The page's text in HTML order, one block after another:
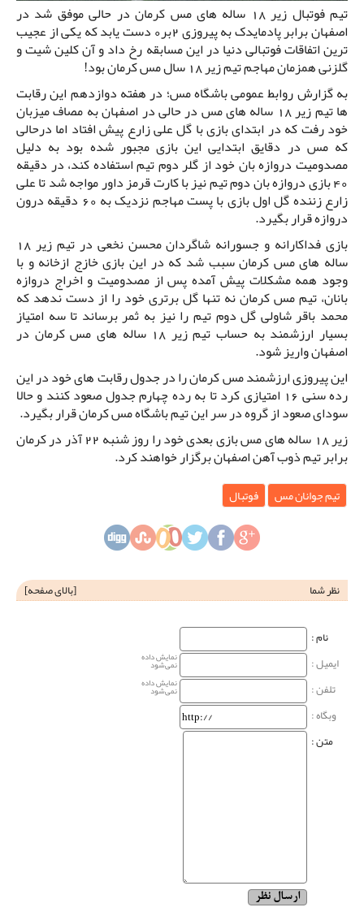
تیم فوتبال زیر 18 ساله های مس کرمان در حالی موفق شد در
اصفهان برابر پادمایدک به پیروزی 2بر0 دست یابد که یکی از عجیب
ترین اتفاقات فوتبالی دنیا در این مسابقه رخ داد و آن کلین شیت و
گلزنی همزمان مهاجم تیم زیر 18 سال مس کرمان بود!
به گزارش روابط عمومی باشگاه مس؛ در هفته دوازدهم این رقابت
ها تیم زیر 18 ساله های مس در حالی در اصفهان به مصاف میزبان
خود رفت که در ابتدای بازی با گل علی زارع پیش افتاد اما درحالی
که مس در دقایق ابتدایی این بازی مجبور شده بود به دلیل
مصدومیت دروازه بان خود از گلر دوم تیم استفاده کند، در دقیقه
40 بازی دروازه بان دوم تیم نیز با کارت قرمز داور مواجه شد تا علی
زارع زننده گل اول بازی با پست مهاجم نزدیک به 60 دقیقه درون
دروازه قرار بگیرد.
بازی فداکارانه و جسورانه شاگردان محسن نخعی در تیم زیر 18
ساله های مس کرمان سبب شد که در این بازی خازج ازخانه و با
وجود همه مشکلات پیش آمده پس از مصدومیت و اخراج دروازه
بانان، تیم مس کرمان نه تنها گل برتری خود را از دست ندهد که
محمد باقر شاولی گل دوم تیم را نیز به ثمر برساند تا سه امتیاز
بسیار ارزشمند به حساب تیم زیر 18 ساله های مس کرمان در
اصفهان واریز شود.
این پیروزی ارزشمند مس کرمان را در جدول رقابت های خود در این
رده سنی 16 امتیازی کرد تا به رده چهارم جدول صعود کنند و حالا
سودای صعود از گروه در سر این تیم باشگاه مس کرمان قرار بگیرد.
زیر 18 ساله های مس بازی بعدی خود را روز شنبه 22 آذر در کرمان
برابر تیم ذوب آهن اصفهان برگزار خواهند کرد.
تیم جوانان مس فوتبال
نظر شما [بالای صفحه]
نام‌ :
ایمیل :
نمایش داده
نمی‌شود
تلفن : نمایش داده
نمی‌شود
وبگاه‌ :
متن :